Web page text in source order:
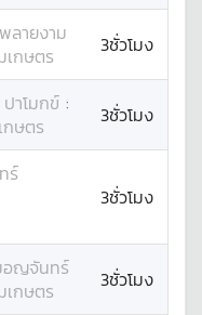
ลายงาม
เกษตร 3ชั่วโมง
ปาโมกข์ :
กษตร
3ชั่วโมง
ร์
3ชั่วโมง
ญจันทร์
เกษตร 3ชั่วโมง